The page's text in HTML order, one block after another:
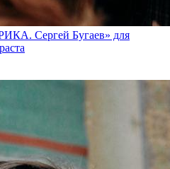
Сергей Бугаев» для